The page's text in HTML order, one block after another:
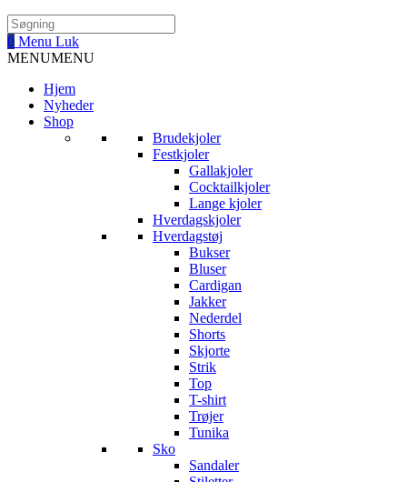
0 Menu Luk
MENUMENU
Hjem
Nyheder
Shop
Brudekjoler
Festkjoler
Gallakjoler
Cocktailkjoler
Lange kjoler
Hverdagskjoler
Hverdagstøj
Bukser
Bluser
Cardigan
Jakker
Nederdel
Shorts
Skjorte
Strik
Top
T-shirt
Trøjer
Tunika
Sko
Sandaler